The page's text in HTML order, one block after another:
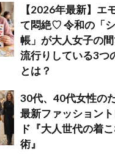
【2026年最新】エ
て悶絶♡ 令和の「
帳」が大人女子の
流行りしている3つ
とは？
30代、40代女性の
最新ファッション
ド『大人世代の着
術』